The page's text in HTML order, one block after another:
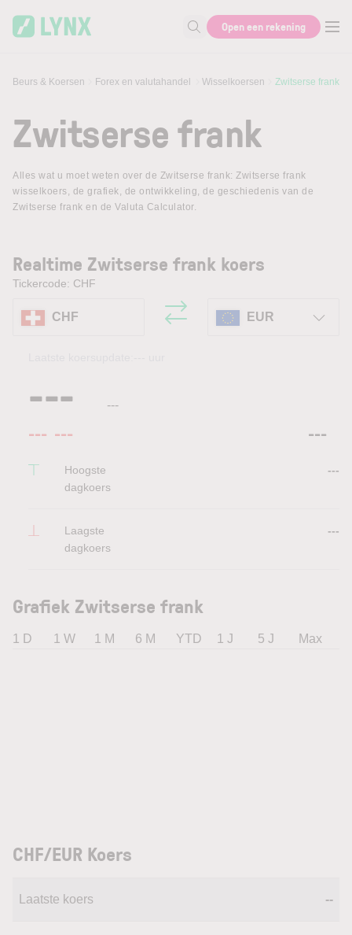
Zoek naar informatie
Open een rekening
Beurs & Koersen Forex en valutahandel Wisselkoersen Zwitserse frank
Zwitserse frank
Alles wat u moet weten over de Zwitserse frank: Zwitserse frank
wisselkoers, de grafiek, de ontwikkeling, de geschiedenis van de
Zwitserse frank en de Valuta Calculator.
Realtime Zwitserse frank koers
Tickercode: CHF
CHF EUR
--- ---
--- --- ---
Hoogste
dagkoers
---
Laagste
dagkoers
---
Grafiek Zwitserse frank
1 D 1 W 1 M 6 M YTD 1 J 5 J Max
CHF/EUR Koers
Laatste koers --